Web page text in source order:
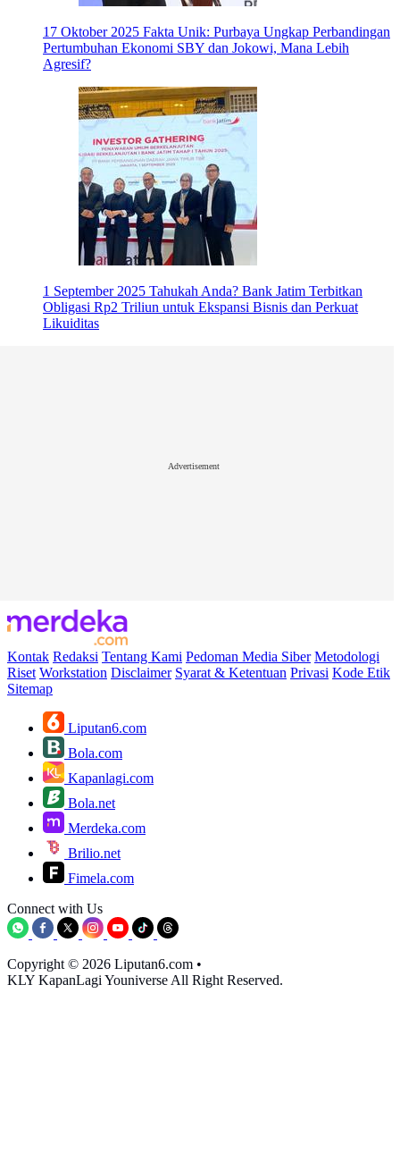
17 Oktober 2025 Fakta Unik: Purbaya Ungkap Perbandingan
Pertumbuhan Ekonomi SBY dan Jokowi, Mana Lebih
Agresif?
1 September 2025 Tahukah Anda? Bank Jatim Terbitkan
Obligasi Rp2 Triliun untuk Ekspansi Bisnis dan Perkuat
Likuiditas
Advertisement
Kontak Redaksi Tentang Kami Pedoman Media Siber Metodologi
Riset Workstation Disclaimer Syarat & Ketentuan Privasi Kode Etik
Sitemap
Liputan6.com
Bola.com
Kapanlagi.com
Bola.net
Merdeka.com
Brilio.net
Fimela.com
Connect with Us
Copyright © 2026 Liputan6.com •
KLY KapanLagi Youniverse All Right Reserved.